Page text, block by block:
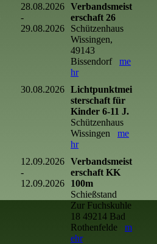
28.08.2026
-
29.08.2026
Verbandsmeist
erschaft 26
Schützenhaus
Wissingen,
49143
Bissendorf me
hr
30.08.2026 Lichtpunktmei
sterschaft für
Kinder 6-11 J.
Schützenhaus
Wissingen me
hr
12.09.2026
-
12.09.2026
Verbandsmeist
erschaft KK
100m
Schießstand
Zur Fuchskuhle
18 49214 Bad
Rothenfelde m
ehr